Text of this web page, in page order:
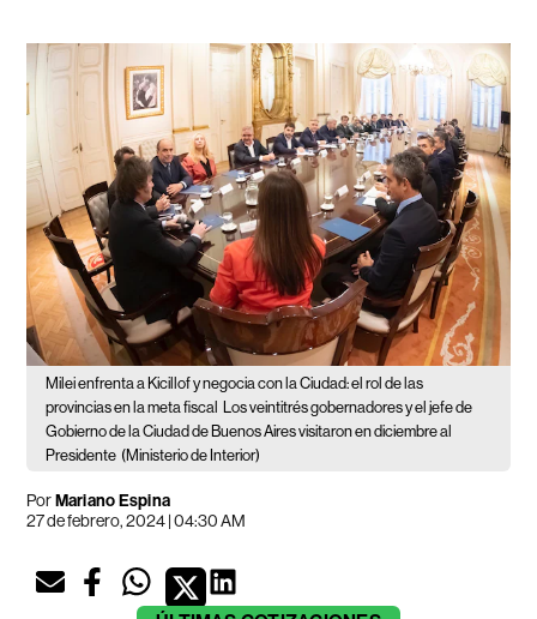
Milei enfrenta a Kicillof y negocia con la Ciudad: el rol de las
provincias en la meta fiscal
Los veintitrés gobernadores y el jefe de
Gobierno de la Ciudad de Buenos Aires visitaron en diciembre al
Presidente (Ministerio de Interior)
PorMariano Espina
27 de febrero, 2024 | 04:30 AM